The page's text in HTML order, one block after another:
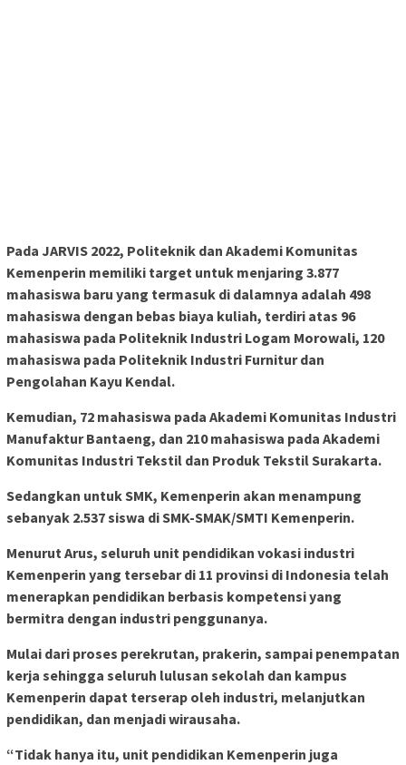
Pada JARVIS 2022, Politeknik dan Akademi Komunitas
Kemenperin memiliki target untuk menjaring 3.877
mahasiswa baru yang termasuk di dalamnya adalah 498
mahasiswa dengan bebas biaya kuliah, terdiri atas 96
mahasiswa pada Politeknik Industri Logam Morowali, 120
mahasiswa pada Politeknik Industri Furnitur dan
Pengolahan Kayu Kendal.
Kemudian, 72 mahasiswa pada Akademi Komunitas Industri
Manufaktur Bantaeng, dan 210 mahasiswa pada Akademi
Komunitas Industri Tekstil dan Produk Tekstil Surakarta.
Sedangkan untuk SMK, Kemenperin akan menampung
sebanyak 2.537 siswa di SMK-SMAK/SMTI Kemenperin.
Menurut Arus, seluruh unit pendidikan vokasi industri
Kemenperin yang tersebar di 11 provinsi di Indonesia telah
menerapkan pendidikan berbasis kompetensi yang
bermitra dengan industri penggunanya.
Mulai dari proses perekrutan, prakerin, sampai penempatan
kerja sehingga seluruh lulusan sekolah dan kampus
Kemenperin dapat terserap oleh industri, melanjutkan
pendidikan, dan menjadi wirausaha.
“Tidak hanya itu, unit pendidikan Kemenperin juga